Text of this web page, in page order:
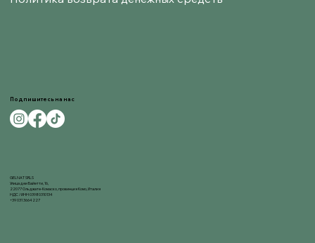
Подпишитесь на нас
GELNAT SRLS
Улица деи Байетти, 16,
22077 Ольджате-Комаско, провинция Комо, Италия
НДС / ИНН 03980310134
+39 031 3664227